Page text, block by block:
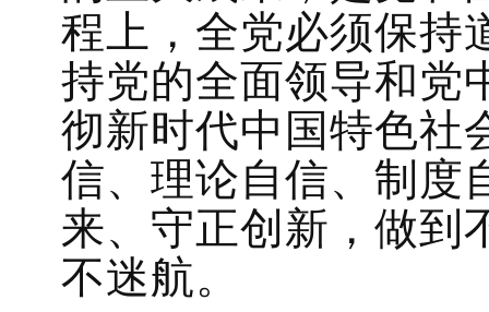
程上，全党必须保持
持党的全面领导和党
彻新时代中国特色社
信、理论自信、制度
来、守正创新，做到
不迷航。